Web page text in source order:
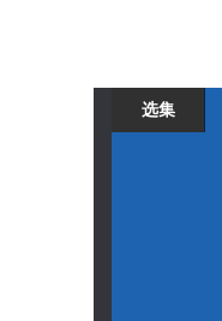
选集